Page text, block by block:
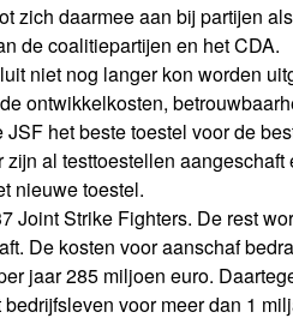
zich daarmee aan bij partijen
de coalitiepartijen en het CDA.
niet nog langer kon worden
ontwikkelkosten,
het beste toestel voor de
zijn al testtoestellen
nieuwe toestel.
Joint Strike Fighters. De rest
De kosten voor aanschaf
jaar 285 miljoen euro.
voor meer dan 1